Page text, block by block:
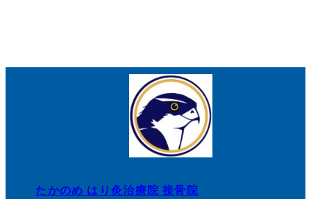
たかのめ はり灸治療院 接骨院